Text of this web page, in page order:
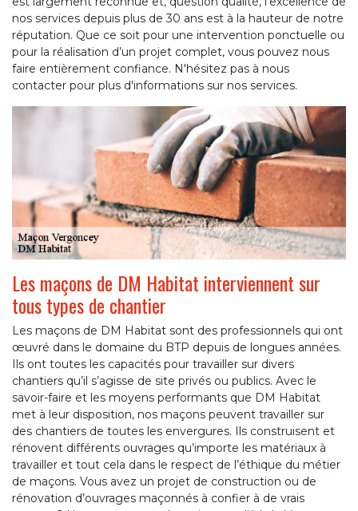
nos services depuis plus de 30 ans est à la hauteur de notre
réputation. Que ce soit pour une intervention ponctuelle ou
pour la réalisation d’un projet complet, vous pouvez nous
faire entièrement confiance. N'hésitez pas à nous
contacter pour plus d'informations sur nos services.
Les maçons de DM Habitat interviennent sur
tous types de chantier
Les maçons de DM Habitat sont des professionnels qui ont
œuvré dans le domaine du BTP depuis de longues années.
Ils ont toutes les capacités pour travailler sur divers
chantiers qu’il s’agisse de site privés ou publics. Avec le
savoir-faire et les moyens performants que DM Habitat
met à leur disposition, nos maçons peuvent travailler sur
des chantiers de toutes les envergures. Ils construisent et
rénovent différents ouvrages qu’importe les matériaux à
travailler et tout cela dans le respect de l’éthique du métier
de maçons. Vous avez un projet de construction ou de
rénovation d’ouvrages maçonnés à confier à de vrais